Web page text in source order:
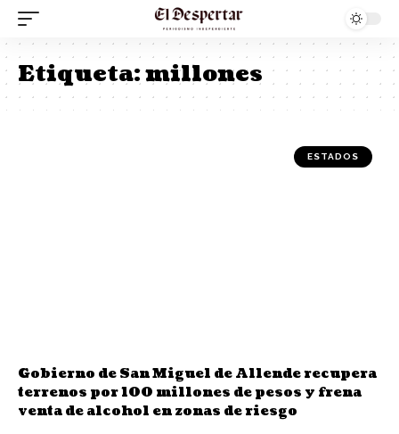
Etiqueta:millones
ESTADOS
Gobierno de San Miguel de Allende recupera
terrenos por 100 millones de pesos y frena
venta de alcohol en zonas de riesgo